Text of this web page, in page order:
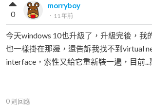
morryboy
． 11 年前
0
今天windows 10也升級了，升級完後，我
也一樣掛在那邊，還告訴我找不到virtual
interface，索性又給它重新裝一遍，目前...
0 則回應